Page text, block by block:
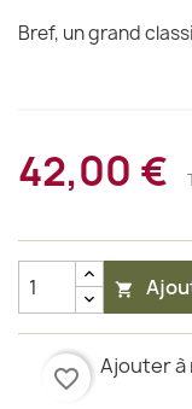
Bref, un grand
42,00 €

favorite_border Ajouter à